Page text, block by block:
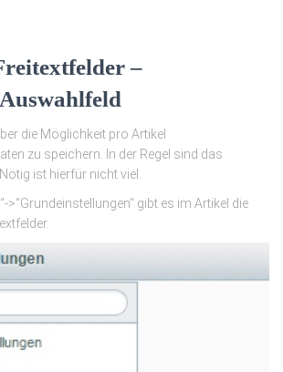
–
die Möglichkeit pro Artikel
zu speichern. In der Regel sind das
ist hierfür nicht viel.
>“Grundeinstellungen“ gibt es im Artikel die